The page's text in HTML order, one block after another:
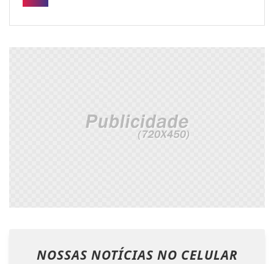
NOSSAS NOTÍCIAS NO CELULAR